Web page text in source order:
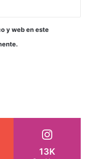
y web en este
13K